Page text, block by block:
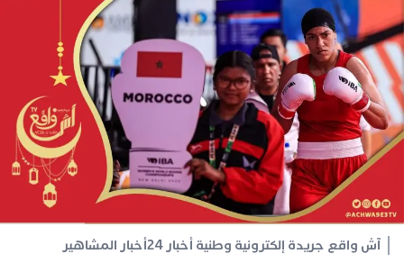
آش واقع جريدة إلكترونية وطنية أخبار 24 أخبار المشاهير